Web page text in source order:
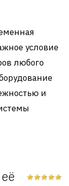
условие
любого
и